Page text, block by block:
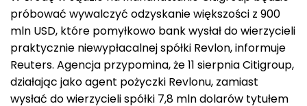
próbować wywalczyć odzyskanie większości z 900
mln USD, które pomyłkowo bank wysłał do wierzycieli
praktycznie niewypłacalnej spółki Revlon, informuje
Reuters. Agencja przypomina, że 11 sierpnia Citigroup,
działając jako agent pożyczki Revlonu, zamiast
wysłać do wierzycieli spółki 7,8 mln dolarów tytułem